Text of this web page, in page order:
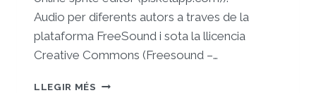
Audio per diferents autors a traves de la
plataforma FreeSound i sota la llicencia
Creative Commons (Freesound –…
LLEGIR MÉS PAC1